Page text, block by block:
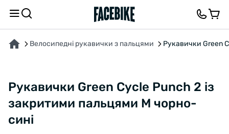
Велосипедні рукавички з пальцями Рукавички Green
Рукавички Green Cycle Punch 2 із
закритими пальцями M чорно-
сині
ПРО ТОВАР ХАРАКТЕРИСТИКИОПИС ВІДГУКИ ТА ЗАПИТАННЯ